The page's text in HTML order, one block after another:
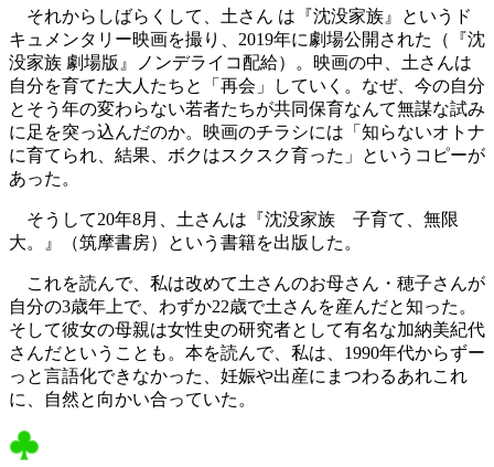
それからしばらくして、土さん は『沈没家族』というド
キュメンタリー映画を撮り、2019年に劇場公開された（『沈
没家族 劇場版』ノンデライコ配給）。映画の中、土さんは
自分を育てた大人たちと「再会」していく。なぜ、今の自分
とそう年の変わらない若者たちが共同保育なんて無謀な試み
に足を突っ込んだのか。映画のチラシには「知らないオトナ
に育てられ、結果、ボクはスクスク育った」というコピーが
あった。
そうして20年8月、土さんは『沈没家族 子育て、無限
大。』（筑摩書房）という書籍を出版した。
これを読んで、私は改めて土さんのお母さん・穂子さんが
自分の3歳年上で、わずか22歳で土さんを産んだと知った。
そして彼女の母親は女性史の研究者として有名な加納美紀代
さんだということも。本を読んで、私は、1990年代からずー
っと言語化できなかった、妊娠や出産にまつわるあれこれ
に、自然と向かい合っていた。